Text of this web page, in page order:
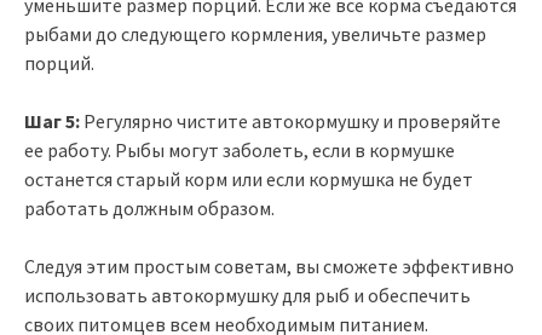
уменьшите размер порций. Если же все корма съедаются
рыбами до следующего кормления, увеличьте размер
порций.
Шаг 5: Регулярно чистите автокормушку и проверяйте
ее работу. Рыбы могут заболеть, если в кормушке
останется старый корм или если кормушка не будет
работать должным образом.
Следуя этим простым советам, вы сможете эффективно
использовать автокормушку для рыб и обеспечить
своих питомцев всем необходимым питанием.